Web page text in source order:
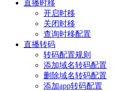
直播时移
开启时移
关闭时移
查询时移配置
直播转码
转码配置规则
添加域名转码配置
删除域名转码配置
添加app转码配置